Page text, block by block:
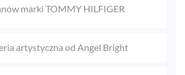
marki TOMMY HILFIGER
artystyczna od Angel Bright